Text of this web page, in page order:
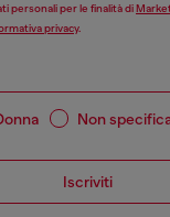
personali per le finalità di
privacy.
Non
Iscriviti